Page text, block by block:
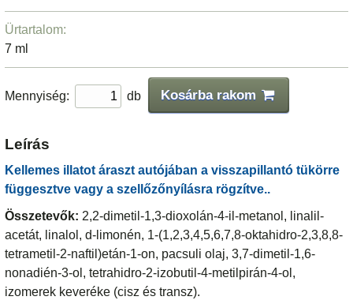
Ürtartalom:
7 ml
Mennyiség: db Kosárba rakom
Leírás
Kellemes illatot áraszt autójában a visszapillantó tükörre
függesztve vagy a szellőzőnyílásra rögzítve..
Összetevők: 2,2-dimetil-1,3-dioxolán-4-il-metanol, linalil-
acetát, linalol, d-limonén, 1-(1,2,3,4,5,6,7,8-oktahidro-2,3,8,8-
tetrametil-2-naftil)etán-1-on, pacsuli olaj, 3,7-dimetil-1,6-
nonadién-3-ol, tetrahidro-2-izobutil-4-metilpirán-4-ol,
izomerek keveréke (cisz és transz).